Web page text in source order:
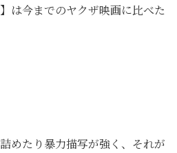
は今までのヤクザ映画に比べた
めたり暴力描写が強く、それが